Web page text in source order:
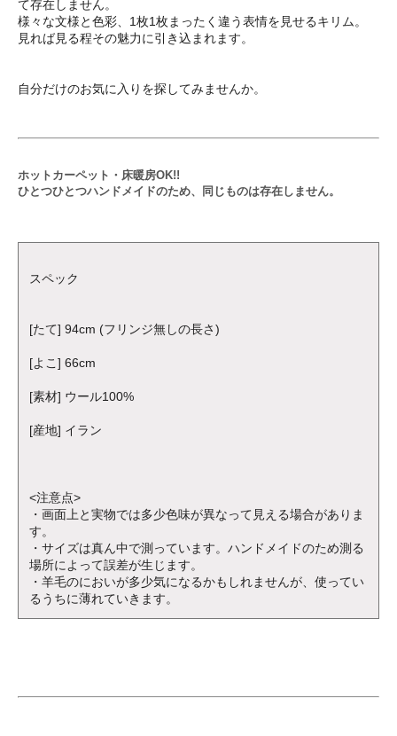
て存在しません。
様々な文様と色彩、1枚1枚まったく違う表情を見せるキリム。
見れば見る程その魅力に引き込まれます。
自分だけのお気に入りを探してみませんか。
ホットカーペット・床暖房OK!!
ひとつひとつハンドメイドのため、同じものは存在しません。
スペック
[たて] 94cm (フリンジ無しの長さ)
[よこ] 66cm
[素材] ウール100%
[産地] イラン
<注意点>
・画面上と実物では多少色味が異なって見える場合がありま
す。
・サイズは真ん中で測っています。ハンドメイドのため測る
場所によって誤差が生じます。
・羊毛のにおいが多少気になるかもしれませんが、使ってい
るうちに薄れていきます。